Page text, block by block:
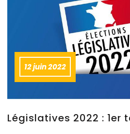
12 juin 2022
Législatives 2022 : 1er